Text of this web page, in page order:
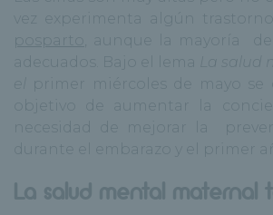
vez experimenta algún
posparto
, aunque la mayoría
adecuados. Bajo el lema
La
el
primer miércoles de mayo
objetivo de aumentar la
necesidad de mejorar la
durante el embarazo y el primer
La salud mental maternal